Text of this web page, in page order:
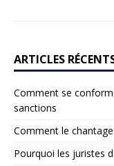
ARTICLES
Comment se
sanctions
Comment le
Pourquoi les juristes